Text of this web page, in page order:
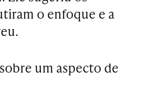
o enfoque e a
um aspecto de